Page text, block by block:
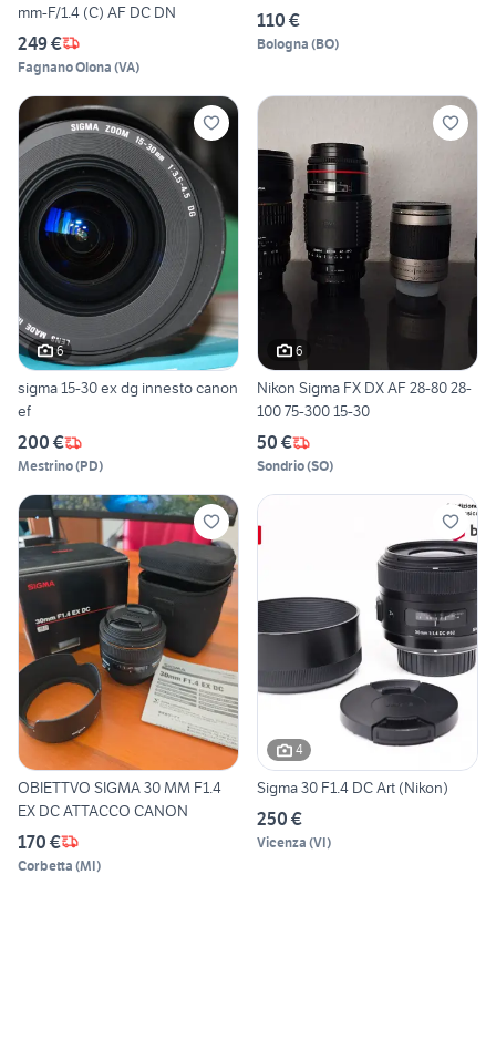
mm-F/1.4 (C) AF DC DN
249 €
Fagnano Olona (VA)
110 €
Bologna (BO)
6
sigma 15-30 ex dg innesto canon
ef
200 €
Mestrino(PD)
6
Nikon Sigma FX DX AF 28-80 28-
100 75-300 15-30
50 €
Sondrio(SO)
OBIETTVO SIGMA 30 MM F1.4
EX DC ATTACCO CANON
170 €
Corbetta (MI)
4
Sigma 30 F1.4 DC Art (Nikon)
250 €
Vicenza (VI)